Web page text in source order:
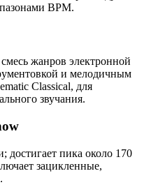
BPM.
жанров электронной
и мелодичным
Classical, для
звучания.
достигает пика около 170
зацикленные,